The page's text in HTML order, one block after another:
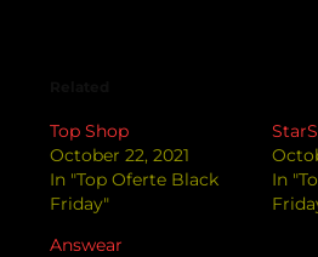
Top Shop
October 22, 2021
In "Top Oferte Black
Friday"
In
Answear